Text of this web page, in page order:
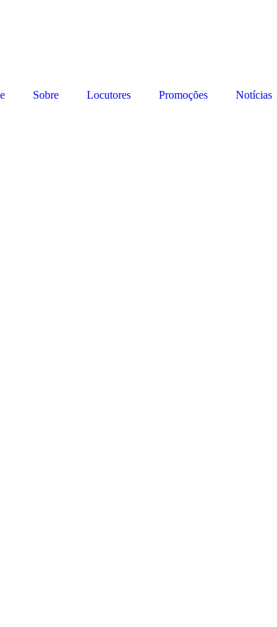
Sobre Locutores Promoções Notícias